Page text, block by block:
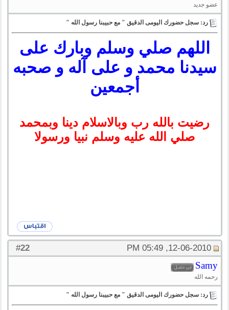
عضو جديد
رد: سجل حضورك اليومى الدقيق " مع حبيبنا رسول الله "
اللهم صلي وسلم وبارك على
سيدنا محمد و على آله و صحبه
أجمعين
رضيت بالله رب وبالاسلام دينا وبمحمد
صلي الله عليه وسلم نبيا ورسولا
#
22 12-06-2010, 05:49 PM
Samy
رحمه الله
رد: سجل حضورك اليومى الدقيق " مع حبيبنا رسول الله "